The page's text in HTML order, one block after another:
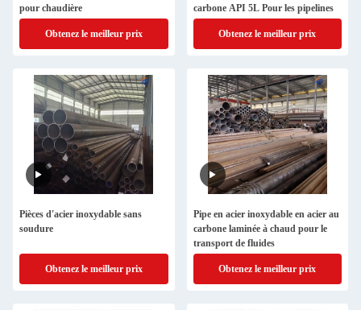
pour chaudière
Obtenez le meilleur prix
carbone API 5L Pour les pipelines
Obtenez le meilleur prix
Pièces d'acier inoxydable sans
soudure
Obtenez le meilleur prix
Pipe en acier inoxydable en acier au
carbone laminée à chaud pour le
transport de fluides
Obtenez le meilleur prix